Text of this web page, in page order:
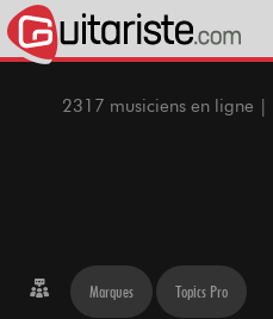
2317 musiciens en ligne |
Marques Topics Pro